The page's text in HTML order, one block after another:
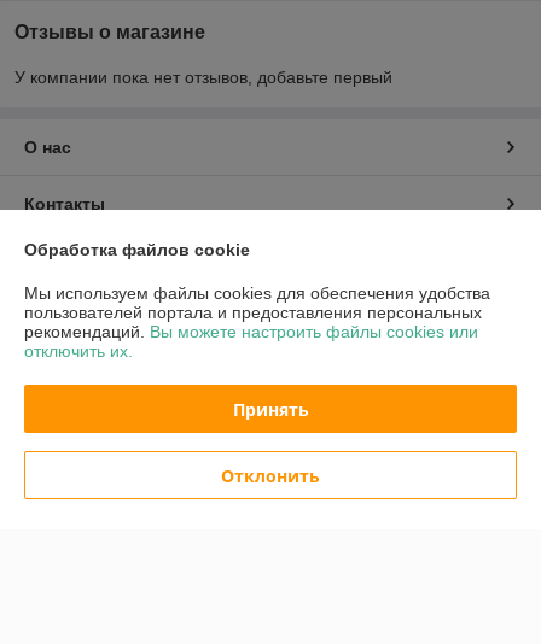
Отзывы о магазине
У компании пока нет отзывов, добавьте первый
О нас
Контакты
Доставка и оплата
График работы
Политика обработки cookies
Сайт создан на платформе Deal.by
Обработка файлов cookie
Мы используем файлы cookies для обеспечения удобства
пользователей портала и предоставления персональных
рекомендаций. Вы можете настроить файлы cookies или
отключить их.
Принять
Отклонить